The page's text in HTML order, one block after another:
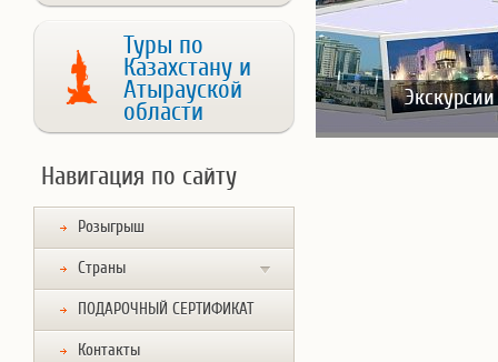
Туры по
Казахстану и
Атырауской
области
Навигация по сайту
Розыгрыш
Страны
ПОДАРОЧНЫЙ СЕРТИФИКАТ
Контакты
Экскурсии